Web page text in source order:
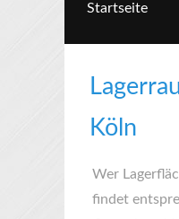
Startseite
Köln
Wer
findet